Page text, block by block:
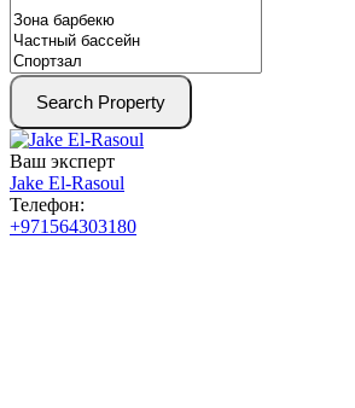
Search Property
Ваш эксперт
Jake El-Rasoul
Телефон:
+971564303180